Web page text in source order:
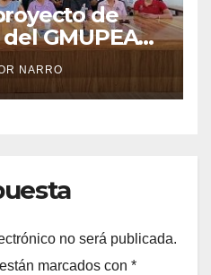
de
GMUPEA
NARRO
no será publicada.
marcados con *